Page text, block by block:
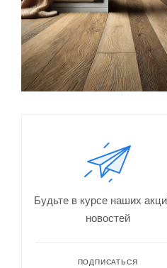
Будьте в курсе наших
новостей
ПОДПИСАТЬСЯ